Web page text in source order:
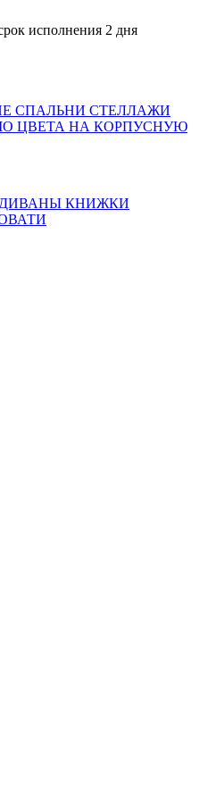
2 дня
СПАЛЬНИ СТЕЛЛАЖИ
ЦВЕТА НА КОРПУСНУЮ
ДИВАНЫ КНИЖКИ